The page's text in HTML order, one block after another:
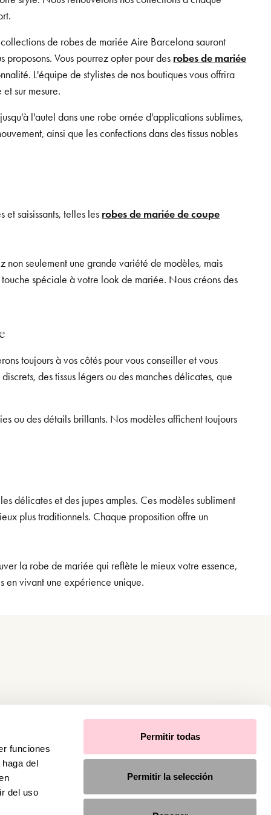
funciones
del
del uso
Permitir todas
Permitir la selección
de robes de mariée Aire Barcelona sauront
Vous pourrez opter pour des robes de mariée
L'équipe de stylistes de nos boutiques vous offrira
sur mesure.
l'autel dans une robe ornée d'applications sublimes,
ainsi que les confections dans des tissus nobles
saisissants, telles les robes de mariée de coupe
seulement une grande variété de modèles, mais
spéciale à votre look de mariée. Nous créons des
toujours à vos côtés pour vous conseiller et vous
des tissus légers ou des manches délicates, que
ou des détails brillants. Nos modèles affichent toujours
délicates et des jupes amples. Ces modèles subliment
plus traditionnels. Chaque proposition offre un
la robe de mariée qui reflète le mieux votre essence,
en vivant une expérience unique.